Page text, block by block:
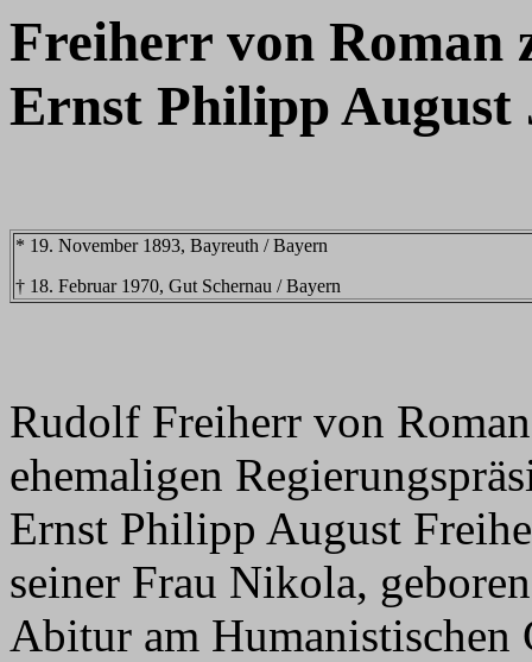
Freiherr von Roman
Ernst Philipp August
* 19. November 1893, Bayreuth / Bayern
† 18. Februar 1970, Gut Schernau / Bayern
Rudolf Freiherr von
ehemaligen
Ernst Philipp August
seiner Frau Nikola,
Abitur am Humanistischen